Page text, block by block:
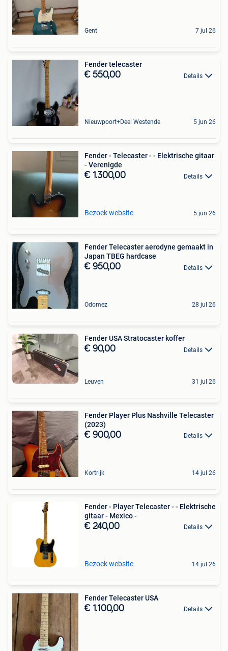
Gent 7 jul 26
Fender telecaster
€ 550,00 Details
Nieuwpoort+Deel Westende 5 jun 26
Fender - Telecaster - - Elektrische gitaar
- Verenigde
€ 1.300,00 Details
Bezoek website 5 jun 26
Fender Telecaster aerodyne gemaakt in
Japan TBEG hardcase
€ 950,00 Details
Odomez 28 jul 26
Fender USA Stratocaster koffer
€ 90,00 Details
Leuven 31 jul 26
Fender Player Plus Nashville Telecaster
(2023)
€ 900,00 Details
Kortrijk 14 jul 26
Fender - Player Telecaster - - Elektrische
gitaar - Mexico -
€ 240,00 Details
Bezoek website 14 jul 26
Fender Telecaster USA
€ 1.100,00 Details